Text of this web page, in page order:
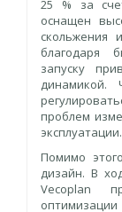
25 % за
оснащен
скольжения
благодаря
запуску
динамикой.
проблем
эксплуатации.
Помимо
дизайн. В
Vecoplan